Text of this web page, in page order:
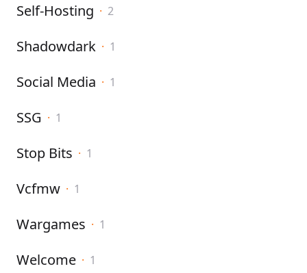
Self-Hosting · 2
Shadowdark · 1
Social Media · 1
SSG · 1
Stop Bits · 1
Vcfmw · 1
Wargames · 1
Welcome · 1